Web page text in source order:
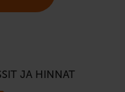
JA HINNAT